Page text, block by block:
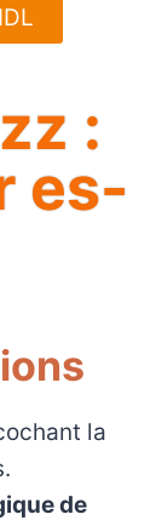
:
es-
la
de